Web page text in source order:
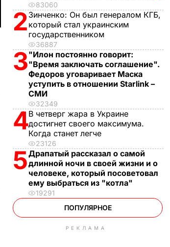
83060
2 Зинченко: Он был генералом КГБ,
который стал украинским
государственником
36887
3"Илон постоянно говорит:
"Время заключать соглашение".
Федоров уговаривает Маска
уступить в отношении Starlink –
СМИ
32349
4В четверг жара в Украине
достигнет своего максимума.
Когда станет легче
23126
5Драпатый рассказал о самой
длинной ночи в своей жизни и о
человеке, который посоветовал
ему выбраться из "котла"
19291
ПОПУЛЯРНОЕ
РЕКЛАМА